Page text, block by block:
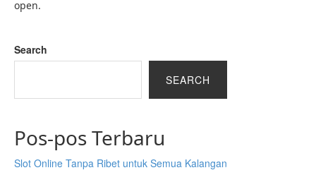
open.
Search
SEARCH
Pos-pos Terbaru
Slot Online Tanpa Ribet untuk Semua Kalangan